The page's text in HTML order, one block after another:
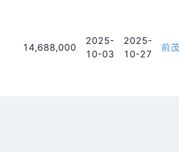
14,688,000
2025-
10-03
2025-
10-27
前